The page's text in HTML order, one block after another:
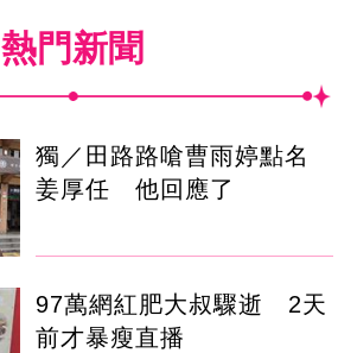
熱門新聞
獨／田路路嗆曹雨婷點名
姜厚任 他回應了
97萬網紅肥大叔驟逝 2天
前才暴瘦直播